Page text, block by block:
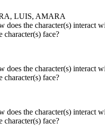
LUIS, AMARA
does the character(s) interact
character(s) face?
does the character(s) interact
character(s) face?
does the character(s) interact
character(s) face?